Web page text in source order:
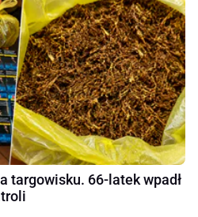
targowisku. 66-latek wpadł